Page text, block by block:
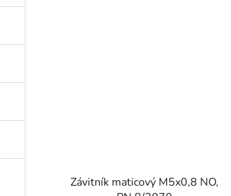
Závitník maticový M5x0,8 NO,